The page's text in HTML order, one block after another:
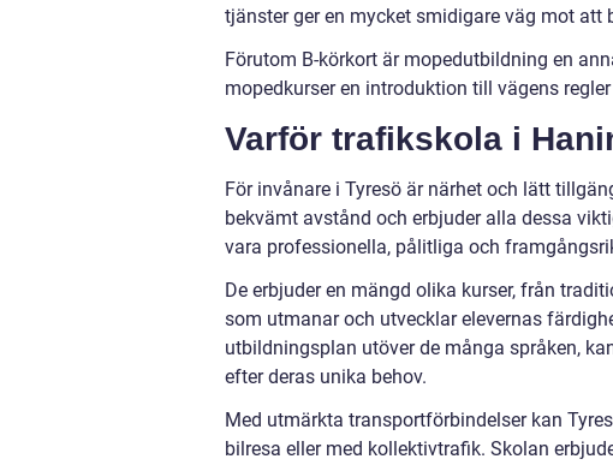
tjänster ger en mycket smidigare väg mot att
Förutom B-körkort är mopedutbildning en
mopedkurser en introduktion till vägens
Varför trafikskola i
För invånare i Tyresö är närhet och lätt
bekvämt avstånd och erbjuder alla dessa
vara professionella, pålitliga och
De erbjuder en mängd olika kurser, från
som utmanar och utvecklar elevernas
utbildningsplan utöver de många språken,
efter deras unika behov.
Med utmärkta transportförbindelser kan
bilresa eller med kollektivtrafik. Skolan